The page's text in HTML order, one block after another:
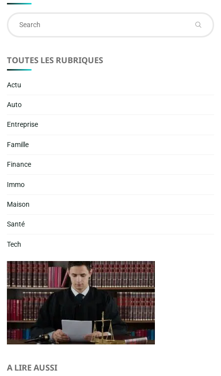
TOUTES LES RUBRIQUES
Actu
Auto
Entreprise
Famille
Finance
Immo
Maison
Santé
Tech
A LIRE AUSSI